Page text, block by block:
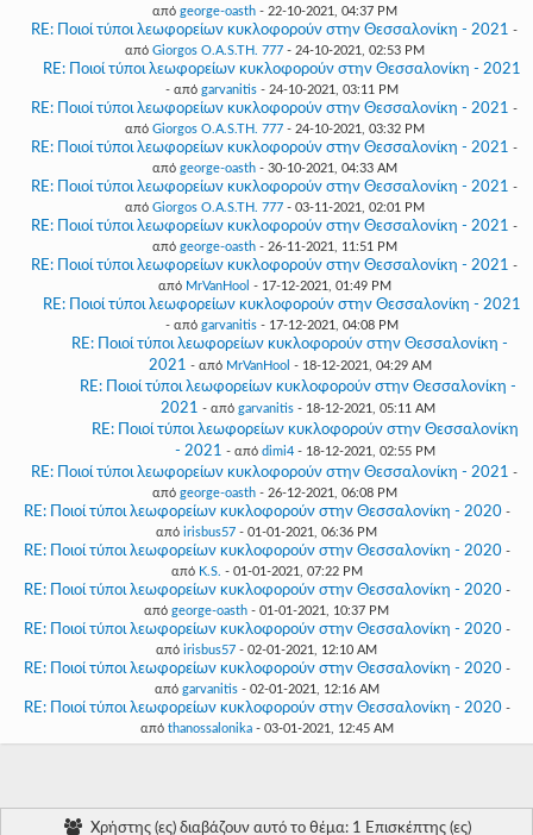
από george-oasth- 22-10-2021, 04:37 PM
RE: Ποιοί τύποι λεωφορείων κυκλοφορούν στην Θεσσαλονίκη - 2021 -
από Giorgos O.A.S.TH. 777- 24-10-2021, 02:53 PM
RE: Ποιοί τύποι λεωφορείων κυκλοφορούν στην Θεσσαλονίκη - 2021
- από garvanitis - 24-10-2021, 03:11 PM
RE: Ποιοί τύποι λεωφορείων κυκλοφορούν στην Θεσσαλονίκη - 2021 -
από Giorgos O.A.S.TH. 777- 24-10-2021, 03:32 PM
RE: Ποιοί τύποι λεωφορείων κυκλοφορούν στην Θεσσαλονίκη - 2021 -
από george-oasth- 30-10-2021, 04:33 AM
RE: Ποιοί τύποι λεωφορείων κυκλοφορούν στην Θεσσαλονίκη - 2021 -
από Giorgos O.A.S.TH. 777- 03-11-2021, 02:01 PM
RE: Ποιοί τύποι λεωφορείων κυκλοφορούν στην Θεσσαλονίκη - 2021 -
από george-oasth- 26-11-2021, 11:51 PM
RE: Ποιοί τύποι λεωφορείων κυκλοφορούν στην Θεσσαλονίκη - 2021 -
από MrVanHool - 17-12-2021, 01:49 PM
RE: Ποιοί τύποι λεωφορείων κυκλοφορούν στην Θεσσαλονίκη - 2021
- από garvanitis - 17-12-2021, 04:08 PM
RE: Ποιοί τύποι λεωφορείων κυκλοφορούν στην Θεσσαλονίκη -
2021 - από MrVanHool - 18-12-2021, 04:29 AM
RE: Ποιοί τύποι λεωφορείων κυκλοφορούν στην Θεσσαλονίκη -
2021 - από garvanitis- 18-12-2021, 05:11 AM
RE: Ποιοί τύποι λεωφορείων κυκλοφορούν στην Θεσσαλονίκη
- 2021 - από dimi4 - 18-12-2021, 02:55 PM
RE: Ποιοί τύποι λεωφορείων κυκλοφορούν στην Θεσσαλονίκη - 2021 -
από george-oasth- 26-12-2021, 06:08 PM
RE: Ποιοί τύποι λεωφορείων κυκλοφορούν στην Θεσσαλονίκη - 2020 -
από irisbus57 - 01-01-2021, 06:36 PM
RE: Ποιοί τύποι λεωφορείων κυκλοφορούν στην Θεσσαλονίκη - 2020 -
από K.S. - 01-01-2021, 07:22 PM
RE: Ποιοί τύποι λεωφορείων κυκλοφορούν στην Θεσσαλονίκη - 2020 -
από george-oasth - 01-01-2021, 10:37 PM
RE: Ποιοί τύποι λεωφορείων κυκλοφορούν στην Θεσσαλονίκη - 2020 -
από irisbus57 - 02-01-2021, 12:10 AM
RE: Ποιοί τύποι λεωφορείων κυκλοφορούν στην Θεσσαλονίκη - 2020 -
από garvanitis- 02-01-2021, 12:16 AM
RE: Ποιοί τύποι λεωφορείων κυκλοφορούν στην Θεσσαλονίκη - 2020 -
από thanossalonika- 03-01-2021, 12:45 AM
Χρήστης (ες) διαβάζουν αυτό το θέμα: 1 Επισκέπτης (ες)